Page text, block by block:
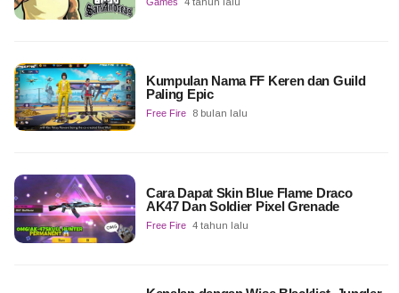
Kumpulan Nama FF Keren dan Guild
Paling Epic
Free Fire 8 bulan lalu
Cara Dapat Skin Blue Flame Draco
AK47 Dan Soldier Pixel Grenade
Free Fire 4 tahun lalu